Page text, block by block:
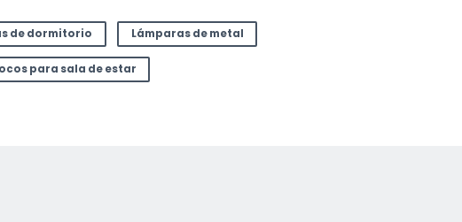
de dormitorio Lámparas de metal
para sala de estar